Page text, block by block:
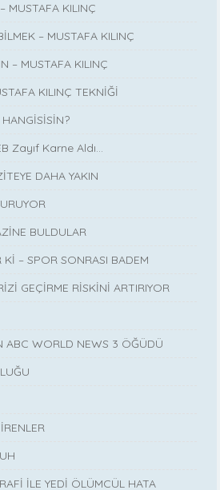
MUSTAFA KILINÇ
– MUSTAFA KILINÇ
– MUSTAFA KILINÇ
KILINÇ TEKNİĞİ
Zayıf Karne Aldı…
DAHA YAKIN
BULDULAR
– SPOR SONRASI BADEM
GEÇİRME RİSKİNİ ARTIRIYOR
ABC WORLD NEWS 3 ÖĞÜDÜ
İLE YEDİ ÖLÜMCÜL HATA